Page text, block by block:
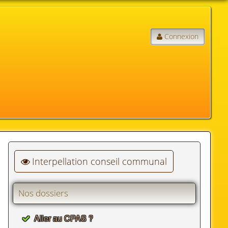
Connexion
Interpellation conseil communal
Nos dossiers
Aller au CPAS ?